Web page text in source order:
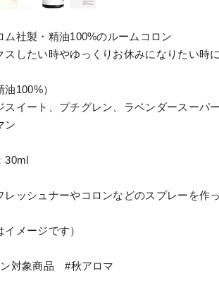
ム社製・精油100%のルームコロン
スしたい時やゆっくりお休みになりたい時に
油100%）
スイート、プチグレン、ラベンダースーパ
ン
30ml
レッシュナーやコロンなどのスプレーを作
イメージです）
対象商品 #秋アロマ